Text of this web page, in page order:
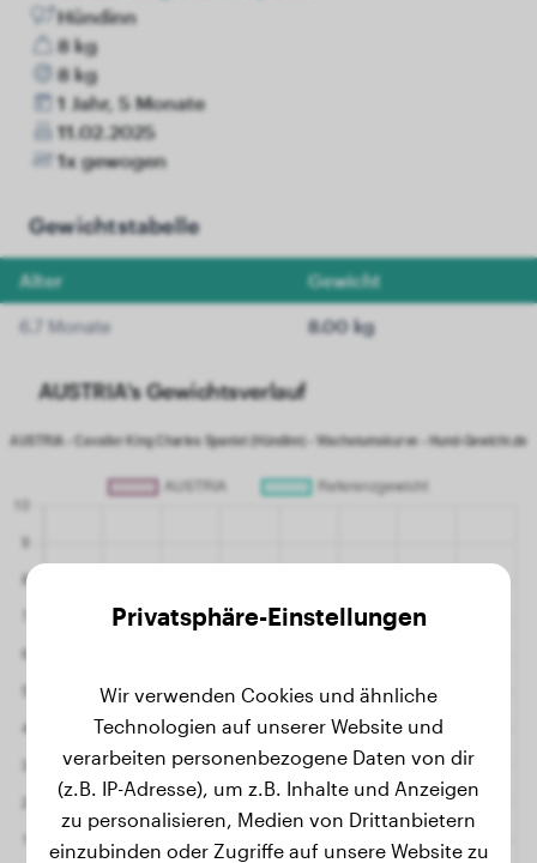
Hündinn
8 kg
8 kg
1 Jahr, 5 Monate
11.02.2025
1x gewogen
Gewichtstabelle
Alter Gewicht
6.7 Monate 8.00 kg
AUSTRIA's Gewichtsverlauf
Privatsphäre-Einstellungen
Wir verwenden Cookies und ähnliche
Technologien auf unserer Website und
verarbeiten personenbezogene Daten von dir
(z.B. IP-Adresse), um z.B. Inhalte und Anzeigen
zu personalisieren, Medien von Drittanbietern
einzubinden oder Zugriffe auf unsere Website zu